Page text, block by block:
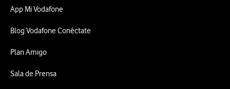
App Mi Vodafone
Blog Vodafone Conéctate
Plan Amigo
Sala de Prensa